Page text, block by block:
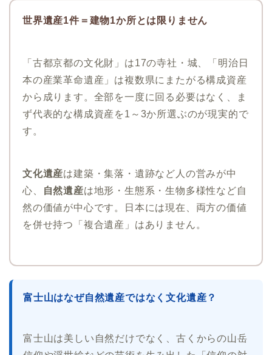
世界遺産1件＝建物1か所とは限りません
「古都京都の文化財」は17の寺社・城、「明治日
本の産業革命遺産」は複数県にまたがる構成資産
から成ります。全部を一度に回る必要はなく、ま
ず代表的な構成資産を1～3か所選ぶのが現実的で
す。
文化遺産は建築・集落・遺跡など人の営みが中
心、
自然遺産は地形・生態系・生物多様性など自
然の価値が中心です。日本には現在、両方の価値
を併せ持つ「複合遺産」はありません。
富士山はなぜ自然遺産ではなく文化遺産？
富士山は美しい自然だけでなく、古くからの山岳